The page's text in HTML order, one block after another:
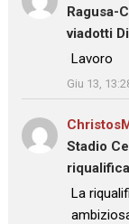
Ragusa-
viadotti
: “Lavoro
”
Giu 13,
Stadio
: “La